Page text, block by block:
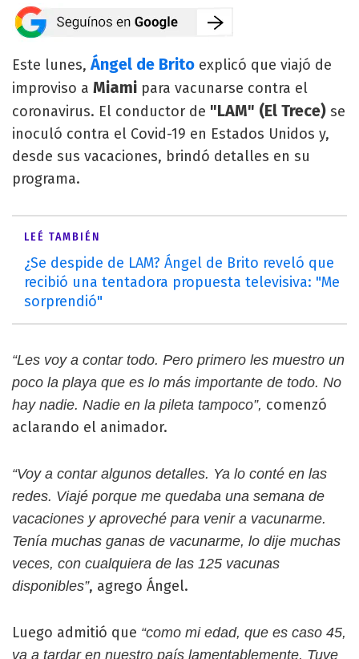
Este lunes,Ángel de Brito explicó que viajó de
improviso a Miami para vacunarse contra el
coronavirus. El conductor de "LAM" (El Trece) se
inoculó contra el Covid-19 en Estados Unidos y,
desde sus vacaciones, brindó detalles en su
programa.
LEÉ TAMBIÉN
¿Se despide de LAM? Ángel de Brito reveló que
recibió una tentadora propuesta televisiva: "Me
sorprendió"
“Les voy a contar todo. Pero primero les muestro un
poco la playa que es lo más importante de todo. No
hay nadie. Nadie en la pileta tampoco”, comenzó
aclarando el animador.
“Voy a contar algunos detalles. Ya lo conté en las
redes. Viajé porque me quedaba una semana de
vacaciones y aproveché para venir a vacunarme.
Tenía muchas ganas de vacunarme, lo dije muchas
veces, con cualquiera de las 125 vacunas
disponibles”, agrego Ángel.
Luego admitió que “como mi edad, que es caso 45,
va a tardar en nuestro país lamentablemente. Tuve